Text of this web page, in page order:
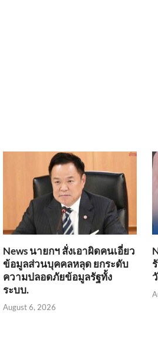
News นายกฯ สั่งเอาผิดคนเอี่ยว
ข้อมูลส่วนบุคคลหลุด ยกระดับ
ความปลอดภัยข้อมูลรัฐทั้ง
ระบบ.
August 6, 2026